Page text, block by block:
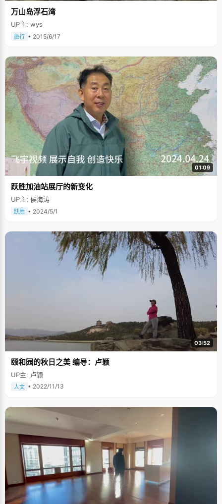
万山岛浮石湾
UP主: wys
旅行 • 2015/6/17
01:09
跃胜加油站展厅的新变化
UP主: 侯海涛
跃胜 • 2024/5/1
03:52
颐和园的秋日之美 编导：卢颖
UP主: 卢颖
人文 • 2022/11/13